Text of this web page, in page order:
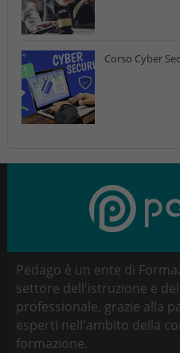
Corso Cyber
Pedago è un ente di
settore dell'istruzione e
professionale, grazie alla
esperti nell'ambito della
formazione.